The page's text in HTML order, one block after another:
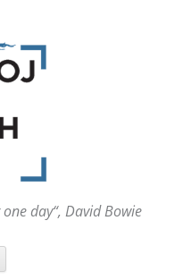
day“, David Bowie